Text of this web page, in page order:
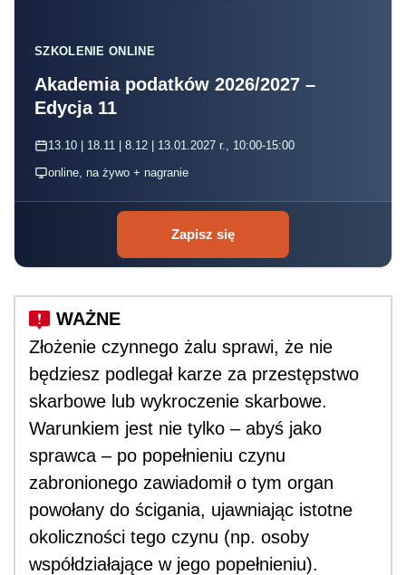
SZKOLENIE ONLINE
Akademia podatków 2026/2027 –
Edycja 11
13.10 | 18.11 | 8.12 | 13.01.2027 r., 10:00-15:00
online, na żywo + nagranie
Zapisz się
Złożenie czynnego żalu sprawi, że nie
będziesz podlegał karze za przestępstwo
skarbowe lub wykroczenie skarbowe.
Warunkiem jest nie tylko – abyś jako
sprawca – po popełnieniu czynu
zabronionego zawiadomił o tym organ
powołany do ścigania, ujawniając istotne
okoliczności tego czynu (np. osoby
współdziałające w jego popełnieniu).